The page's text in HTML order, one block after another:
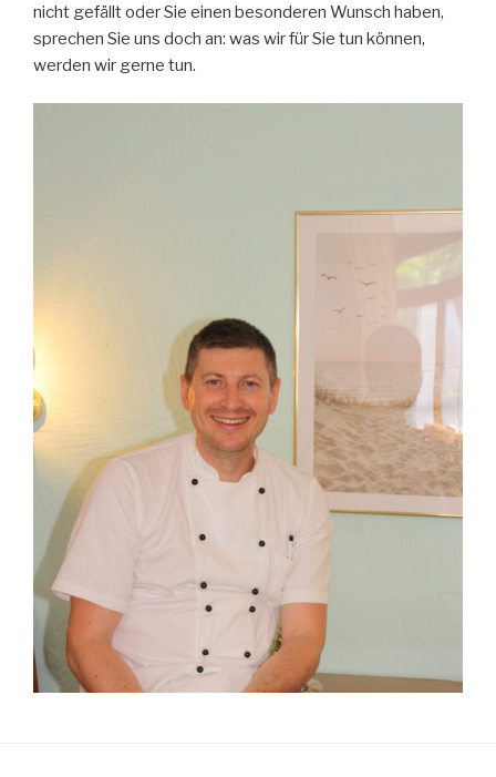
nicht gefällt oder Sie einen besonderen Wunsch haben,
sprechen Sie uns doch an: was wir für Sie tun können,
werden wir gerne tun.